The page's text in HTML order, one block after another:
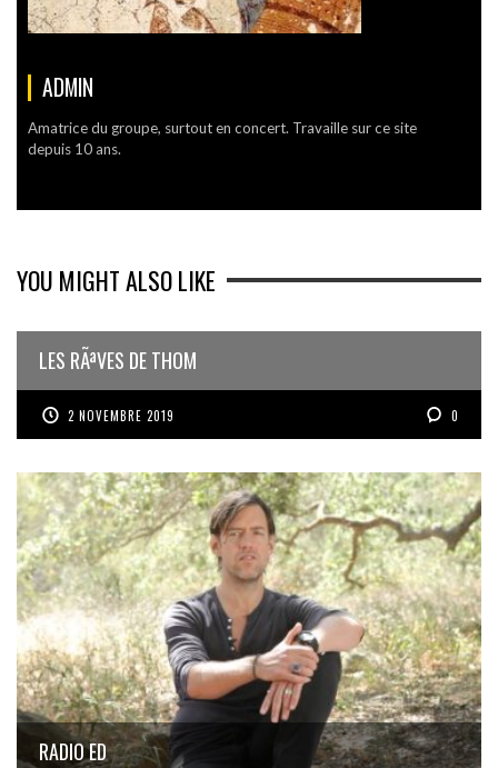
ADMIN
Amatrice du groupe, surtout en concert. Travaille sur ce site
depuis 10 ans.
YOU MIGHT ALSO LIKE
LES RÃªVES DE THOM
2 NOVEMBRE 2019 0
RADIO ED